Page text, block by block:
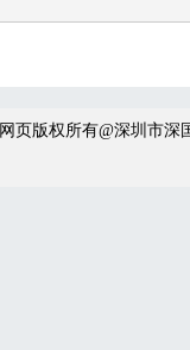
网页版权所有@深圳市